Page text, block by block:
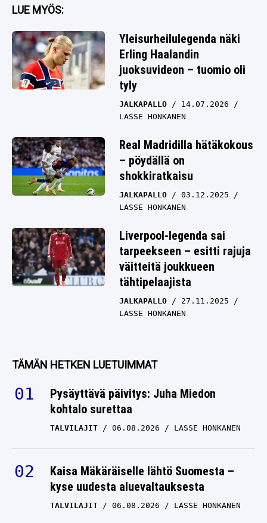
LUE MYÖS:
Yleisurheilulegenda näki
Erling Haalandin
juoksuvideon – tuomio oli
tyly
JALKAPALLO
14.07.2026
LASSE HONKANEN
Real Madridilla hätäkokous
– pöydällä on
shokkiratkaisu
JALKAPALLO
03.12.2025
LASSE HONKANEN
Liverpool-legenda sai
tarpeekseen – esitti rajuja
väitteitä joukkueen
tähtipelaajista
JALKAPALLO
27.11.2025
LASSE HONKANEN
TÄMÄN HETKEN LUETUIMMAT
Pysäyttävä päivitys: Juha Miedon
kohtalo surettaa
TALVILAJIT 06.08.2026 LASSE HONKANEN
Kaisa Mäkäräiselle lähtö Suomesta –
kyse uudesta aluevaltauksesta
TALVILAJIT 06.08.2026 LASSE HONKANEN